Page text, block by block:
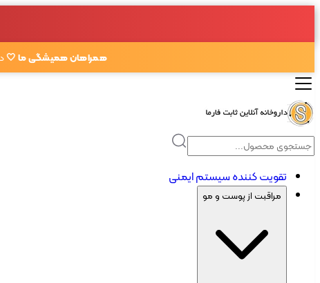
همراهان همیشگی ما 🤍
تقویت کننده سیستم ایمنی
مراقبت از پوست و مو